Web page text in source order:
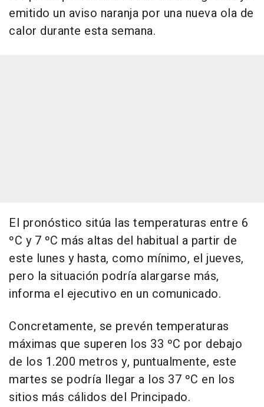
emitido un aviso naranja por una nueva ola de
calor durante esta semana.
El pronóstico sitúa las temperaturas entre 6
ºC y 7 ºC más altas del habitual a partir de
este lunes y hasta, como mínimo, el jueves,
pero la situación podría alargarse más,
informa el ejecutivo en un comunicado.
Concretamente, se prevén temperaturas
máximas que superen los 33 ºC por debajo
de los 1.200 metros y, puntualmente, este
martes se podría llegar a los 37 ºC en los
sitios más cálidos del Principado.